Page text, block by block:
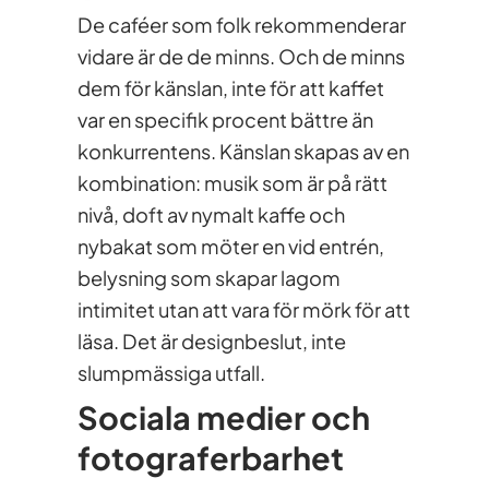
De caféer som folk rekommenderar
vidare är de de minns. Och de minns
dem för känslan, inte för att kaffet
var en specifik procent bättre än
konkurrentens. Känslan skapas av en
kombination: musik som är på rätt
nivå, doft av nymalt kaffe och
nybakat som möter en vid entrén,
belysning som skapar lagom
intimitet utan att vara för mörk för att
läsa. Det är designbeslut, inte
slumpmässiga utfall.
Sociala medier och
fotograferbarhet